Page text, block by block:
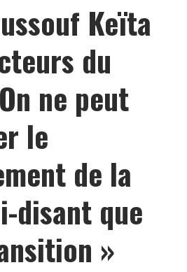
Keïta
du
ne peut
le
de la
disant que
»